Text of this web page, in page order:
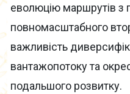
еволюцію маршрутів з
повномасштабного
важливість
вантажопотоку та
подальшого розвитку.